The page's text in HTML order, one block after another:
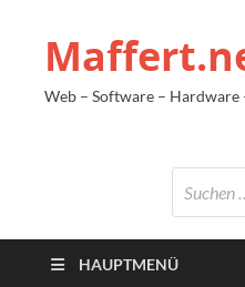
Web – Software – Hardware
HAUPTMENÜ